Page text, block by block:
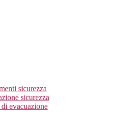
sicurezza
sicurezza
evacuazione